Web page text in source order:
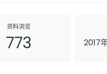
资料浏览
773 2017